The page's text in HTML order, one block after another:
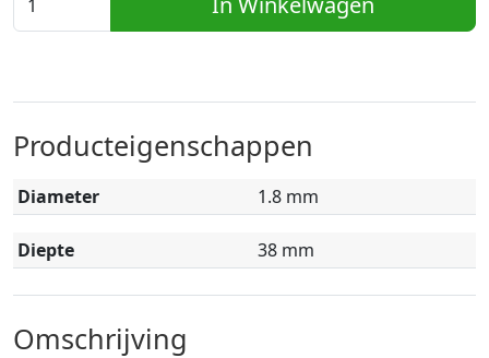
Producteigenschappen
Diameter 1.8 mm
Diepte 38 mm
Omschrijving